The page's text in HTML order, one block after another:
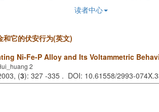
读者中心
和它的伏安行为(英文)
Ni-Fe-P Alloy and Its Voltammetric
2
(3): 327 -335 . DOI: 10.61558/2993-